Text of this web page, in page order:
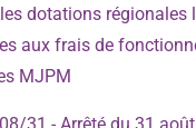
dotations régionales
aux frais de
MJPM